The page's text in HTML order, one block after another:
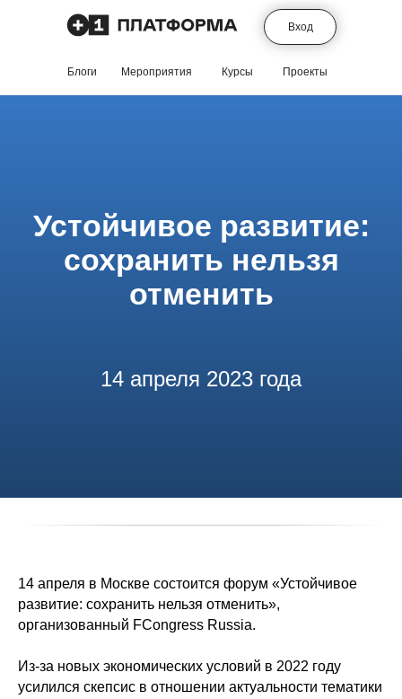
Курсы
Мероприятия Проекты
Блоги
Вход
Устойчивое развитие:
сохранить нельзя
отменить
14 апреля 2023 года
14 апреля в Москве состоится форум «Устойчивое
развитие: сохранить нельзя отменить»,
организованный FCongress Russia.
Из-за новых экономических условий в 2022 году
усилился скепсис в отношении актуальности тематики